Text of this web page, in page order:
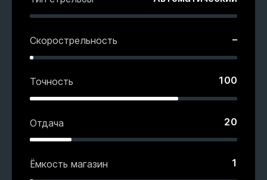
Скорострельность –
Точность 100
Отдача 20
Ёмкость магазин 1